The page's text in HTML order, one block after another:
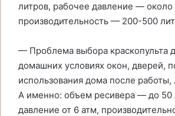
литров, рабочее давление — около
производительность — 200-500
— Проблема выбора краскопульта
домашних условиях окон, дверей,
использования дома после работы,
А именно: объем ресивера — до 50
давление от 6 атм,